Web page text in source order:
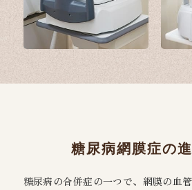
糖尿病網膜症の
糖尿病の合併症の一つで、網膜の血